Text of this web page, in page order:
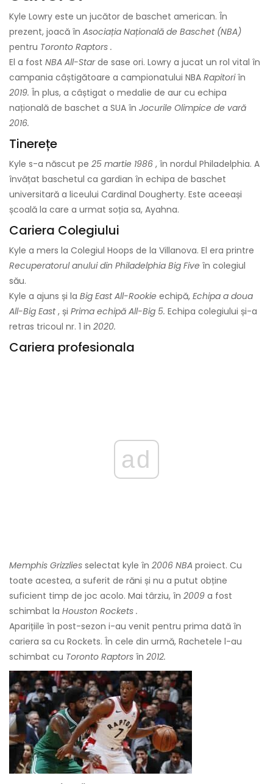
Kyle Lowry este un jucător de baschet american. În
prezent, joacă în Asociația Națională de Baschet (NBA)
pentru Toronto Raptors .
El a fost NBA All-Starde sase ori. Lowry a jucat un rol vital în
campania câștigătoare a campionatului NBA Rapitoriîn
2019. În plus, a câștigat o medalie de aur cu echipa
națională de baschet a SUA în Jocurile Olimpice de vară
2016.
Tinerețe
Kyle s-a născut pe 25 martie 1986 , în nordul Philadelphia. A
învățat baschetul ca gardian în echipa de baschet
universitară a liceului Cardinal Dougherty. Este aceeași
școală la care a urmat soția sa, Ayahna.
Cariera Colegiului
Kyle a mers la Colegiul Hoops de la Villanova. El era printre
Recuperatorul anului din Philadelphia Big Five în colegiul
său.
Kyle a ajuns și la Big East All-Rookie echipă, Echipa a doua
All-Big East, și Prima echipă All-Big 5. Echipa colegiului și-a
retras tricoul nr. 1 in 2020.
Cariera profesionala
ad
Memphis Grizzlies selectat kyle în 2006 NBA proiect. Cu
toate acestea, a suferit de răni și nu a putut obține
suficient timp de joc acolo. Mai târziu, în 2009 a fost
schimbat la Houston Rockets .
Aparițiile în post-sezon i-au venit pentru prima dată în
cariera sa cu Rockets. În cele din urmă, Rachetele l-au
schimbat cu Toronto Raptors în 2012.